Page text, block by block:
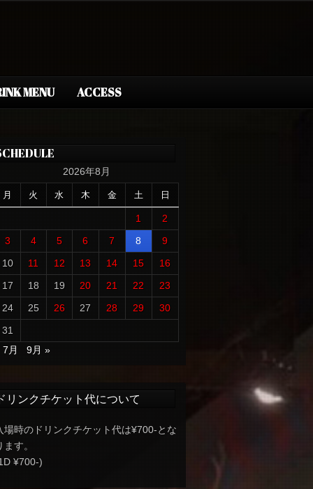
MENU ACCESS
2026年8月
月 火 水 木 金 土 日
1
2
3
4 5 6 7 8
9
10
11 12 13 14 15
16
17
18 19 20 21 22
23
24
25 26 27 28 29
30
31
7月
9月 »
リンクチケット代について
場時のドリンクチケット代は¥700-とな
ます。
¥700-)